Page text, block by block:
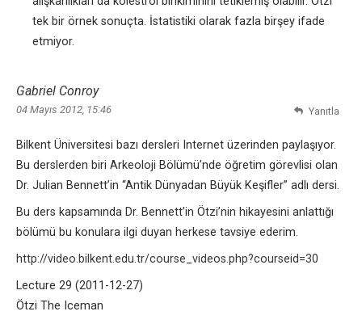
tek bir örnek sonuçta. İstatistiki olarak fazla birşey ifade
etmiyor.
Gabriel Conroy
04 Mayıs 2012, 15:46
Bilkent Üniversitesi bazı dersleri Internet üzerinden paylaşıyor.
Bu derslerden biri Arkeoloji Bölümü’nde öğretim görevlisi olan
Dr. Julian Bennett’in “Antik Dünyadan Büyük Keşifler” adlı dersi.
Bu ders kapsamında Dr. Bennett’in Ötzi’nin hikayesini anlattığı
bölümü bu konulara ilgi duyan herkese tavsiye ederim.
http://video.bilkent.edu.tr/course_videos.php?courseid=30
Lecture 29 (2011-12-27)
Ötzi The Iceman
Yanıtla